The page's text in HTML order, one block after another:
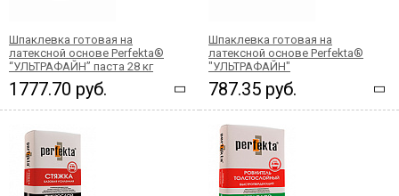
Шпаклевка готовая на
латексной основе Perfekta®
“УЛЬТРАФАЙН” паста 28 кг
1777.70 руб.
Шпаклевка готовая на
латексной основе Perfekta®
"УЛЬТРАФАЙН"
787.35 руб.